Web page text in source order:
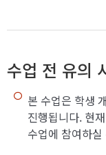
수업 전 유의
본 수업은 학생
진행됩니다. 현
수업에 참여하